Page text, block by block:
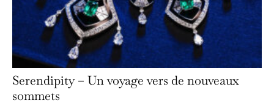
Serendipity – Un voyage vers de nouveaux
sommets